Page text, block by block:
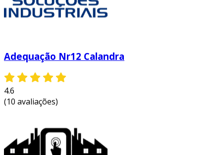
Adequação Nr12 Calandra
4.6
(10 avaliações)